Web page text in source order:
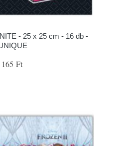
- 25 x 25 cm - 16 db -
165 Ft